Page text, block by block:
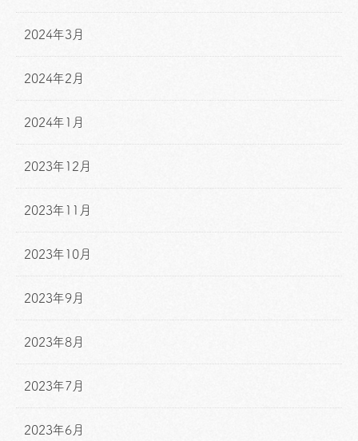
2024年3月
2024年2月
2024年1月
2023年12月
2023年11月
2023年10月
2023年9月
2023年8月
2023年7月
2023年6月